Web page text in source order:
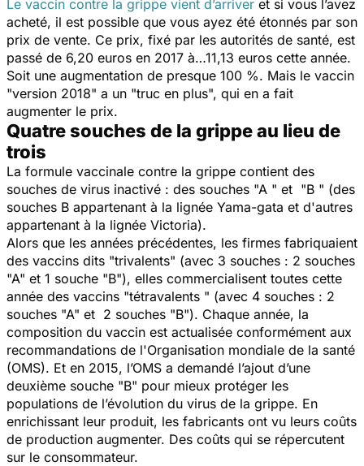
Le vaccin contre la grippe vient d’arriver et si vous l’avez
acheté, il est possible que vous ayez été étonnés par son
prix de vente. Ce prix, fixé par les autorités de santé, est
passé de 6,20 euros en 2017 à…11,13 euros cette année.
Soit une augmentation de presque 100 %. Mais le vaccin
"version 2018" a un "truc en plus", qui en a fait
augmenter le prix.
Quatre souches de la grippe au lieu de
trois
La formule vaccinale contre la grippe contient des
souches de virus inactivé : des souches "A " et "B " (des
souches B appartenant à la lignée Yama-gata et d'autres
appartenant à la lignée Victoria).
Alors que les années précédentes, les firmes fabriquaient
des vaccins dits "trivalents" (avec 3 souches : 2 souches
"A" et 1 souche "B"), elles commercialisent toutes cette
année des vaccins "tétravalents " (avec 4 souches : 2
souches "A" et 2 souches "B"). Chaque année, la
composition du vaccin est actualisée conformément aux
recommandations de l'Organisation mondiale de la santé
(OMS). Et en 2015, l’OMS a demandé l’ajout d’une
deuxième souche "B" pour mieux protéger les
populations de l’évolution du virus de la grippe. En
enrichissant leur produit, les fabricants ont vu leurs coûts
de production augmenter. Des coûts qui se répercutent
sur le consommateur.